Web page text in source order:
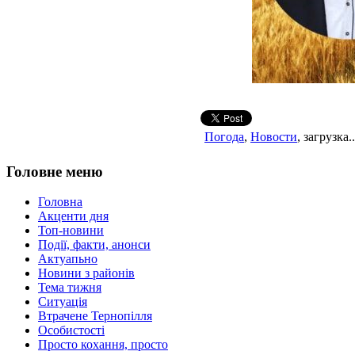
Погода, Новости,
Головне меню
Головна
Акценти дня
Топ-новини
Події, факти, анонси
Актуапьно
Новини з районів
Тема тижня
Ситуація
Втрачене Тернопілля
Особистості
Просто кохання, просто